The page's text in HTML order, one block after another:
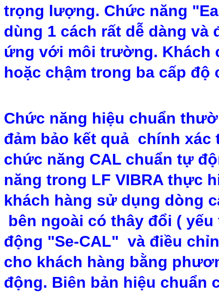
trọng lượng. Chức năng
dùng 1 cách rất dễ dàng
ứng với môi trường. Khách
hoặc chậm trong ba cấp độ
Chức năng hiệu chuẩn
đảm bảo kết quả chính xác
chức năng CAL chuẩn tự
năng trong LF VIBRA thực
khách hàng sử dụng dòng
bên ngoài có thây đổi (
động "Se-CAL" và điều
cho khách hàng bằng
động. Biên bản hiệu chuẩn